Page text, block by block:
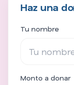
Haz una
Tu nombre
Monto a donar